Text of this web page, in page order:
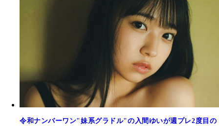
令和ナンバーワン"妹系グラドル"の入間ゆいが週プレ2度目の